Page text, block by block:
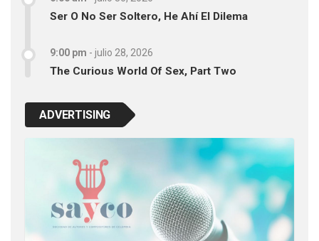
Ser O No Ser Soltero, He Ahí El Dilema
9:00 pm - julio 28, 2026
The Curious World Of Sex, Part Two
ADVERTISING